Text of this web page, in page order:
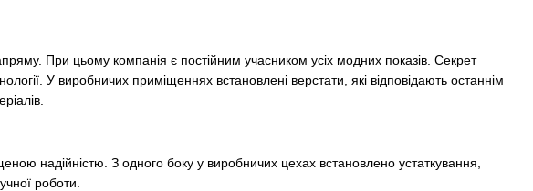
При цьому компанія є постійним учасником усіх модних показів. Секрет
У виробничих приміщеннях встановлені верстати, які відповідають останнім
надійністю. З одного боку у виробничих цехах встановлено устаткування,
роботи.